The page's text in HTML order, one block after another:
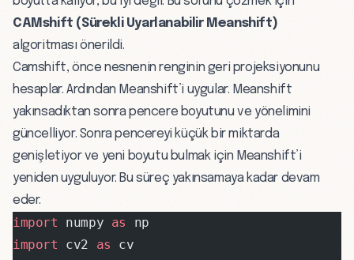
CAMshift (Sürekli Uyarlanabilir Meanshift)
algoritması önerildi.
Camshift, önce nesnenin renginin geri projeksiyonunu
hesaplar. Ardından Meanshift’i uygular. Meanshift
yakınsadıktan sonra pencere boyutunu ve yönelimini
güncelliyor. Sonra pencereyi küçük bir miktarda
genişletiyor ve yeni boyutu bulmak için Meanshift’i
yeniden uyguluyor. Bu süreç yakınsamaya kadar devam
eder.
import numpy as
np
import cv2 as cv